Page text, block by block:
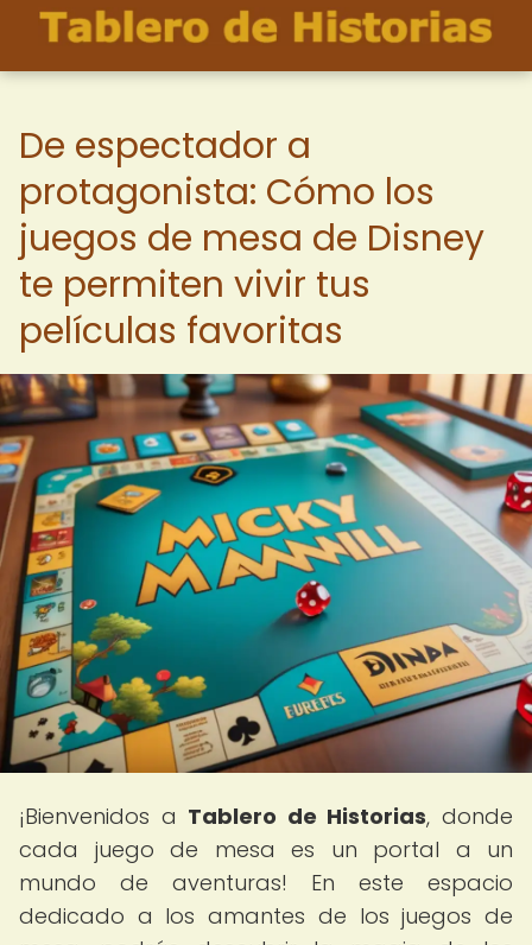
De espectador a
protagonista: Cómo los
juegos de mesa de Disney
te permiten vivir tus
películas favoritas
¡Bienvenidos a Tablero de Historias, donde
cada juego de mesa es un portal a un
mundo de aventuras! En este espacio
dedicado a los amantes de los juegos de